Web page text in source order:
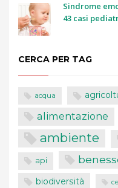
Sindrome
43 casi
CERCA PER TAG
acqua
alimentazione
ambiente
api
biodiversità